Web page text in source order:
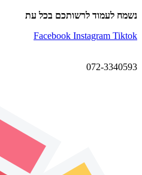
נשמח לעמוד לרשותכם בכל עת
Facebook Instagram Tiktok
072-3340593